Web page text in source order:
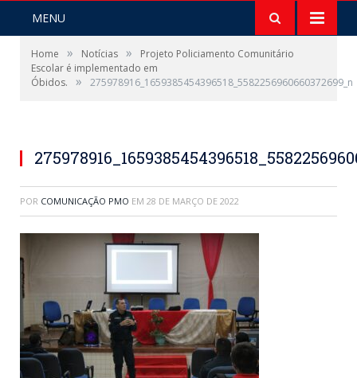
MENU
Home » Notícias »
Projeto Policiamento Comunitário
Escolar é implementado em
Óbidos.
» 275978916_1659385454396518_5582256960660372699_n
POR COMUNICAÇÃO PMO EM 28 DE MARÇO DE 2022